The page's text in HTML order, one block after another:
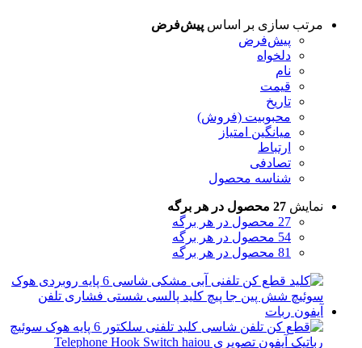
مرتب سازی بر اساس پیش‌فرض
پیش‌فرض
دلخواه
نام
قیمت
تاریخ
محبوبیت (فروش)
میانگین امتیاز
ارتباط
تصادفی
شناسه محصول
نمایش 27 محصول در هر برگه
27 محصول در هر برگه
54 محصول در هر برگه
81 محصول در هر برگه